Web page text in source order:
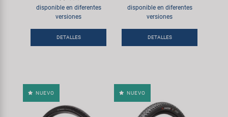
disponible en diferentes
versiones
DETALLES
disponible en diferentes
versiones
DETALLES
NUEVO NUEVO